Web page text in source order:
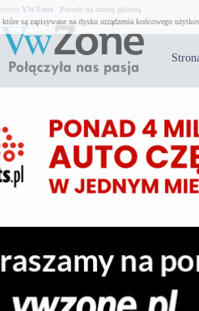
są zapisywane na dysku urządzenia końcowego
VWZone. Powrót na stronę główną.